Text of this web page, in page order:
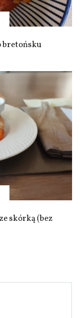
bretońsku
skórką (bez